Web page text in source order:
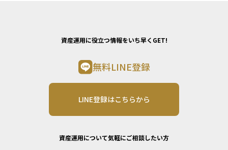
資産運用に役立つ情報をいち早くGET!
無料LINE登録
LINE登録はこちらから
資産運用について気軽にご相談したい方